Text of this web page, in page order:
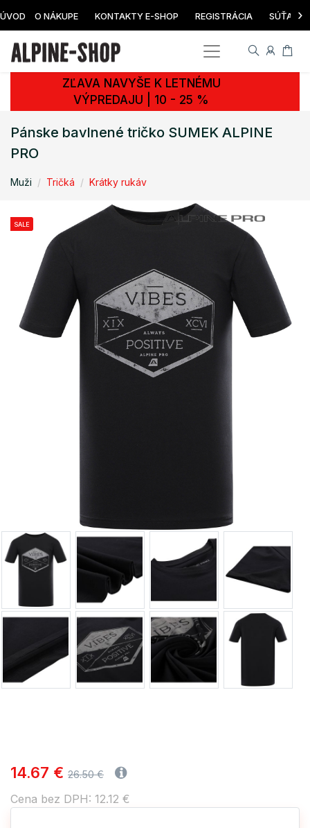
ÚVOD O NÁKUPE KONTAKTY E-SHOP REGISTRÁCIA SÚŤAŽ ›
ZĽAVA NAVYŠE K LETNÉMU
VÝPREDAJU | 10 - 25 %
Pánske bavlnené tričko SUMEK ALPINE
PRO
Muži Tričká Krátky rukáv
SALE
14.67 € 26.50 €
Cena bez DPH: 12.12 €